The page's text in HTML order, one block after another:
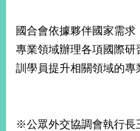
國合會依據夥伴國家需
專業領域辦理各項國際
訓學員提升相關領域的專
※公眾外交協調會執行長